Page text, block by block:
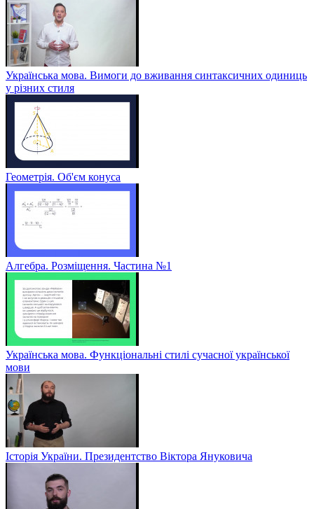
Українська мова. Вимоги до вживання синтаксичних одиниць
у різних стиля
Геометрія. Об'єм конуса
Алгебра. Розміщення. Частина №1
Українська мова. Функціональні стилі сучасної української
мови
Історія України. Президентство Віктора Януковича